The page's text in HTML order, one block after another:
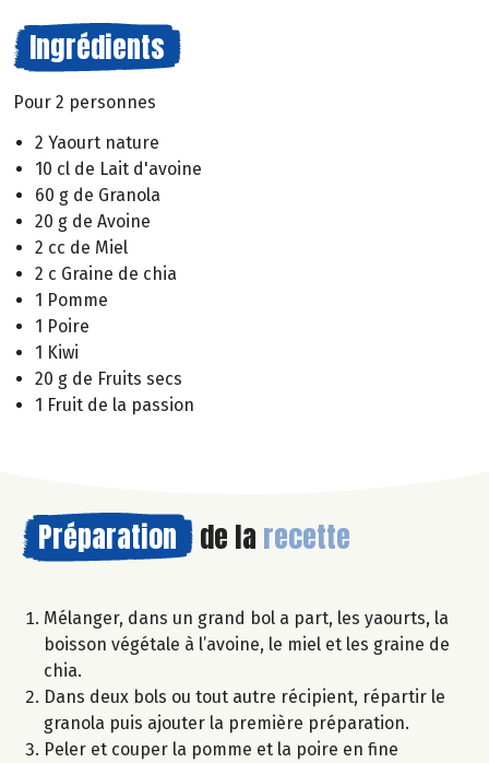
Ingrédients
Pour 2 personnes
2 Yaourt nature
10 cl de Lait d'avoine
60 g de Granola
20 g de Avoine
2 cc de Miel
2 c Graine de chia
1 Pomme
1 Poire
1 Kiwi
20 g de Fruits secs
1 Fruit de la passion
Préparation de la recette
Mélanger, dans un grand bol a part, les yaourts, la
boisson végétale à l’avoine, le miel et les graine de
chia.
Dans deux bols ou tout autre récipient, répartir le
granola puis ajouter la première préparation.
Peler et couper la pomme et la poire en fine